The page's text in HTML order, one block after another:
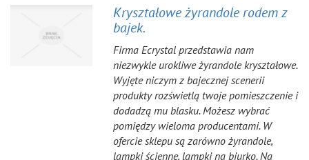
Kryształowe żyrandole rodem z
bajek.
Firma Ecrystal przedstawia nam
niezwykle urokliwe żyrandole kryształowe.
Wyjęte niczym z bajecznej scenerii
produkty rozświetlą twoje pomieszczenie i
dodadzą mu blasku. Możesz wybrać
pomiędzy wieloma producentami. W
ofercie sklepu są zarówno żyrandole,
lampki ścienne, lampki na biurko. Na